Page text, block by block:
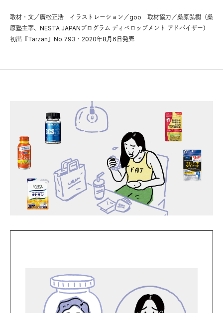
取材・文／廣松正浩 イラストレーション／goo 取材協力／桑原弘樹（桑
原塾主宰、NESTA JAPANプログラム ディベロップメント アドバイザー）
初出『Tarzan』No.793・2020年8月6日発売